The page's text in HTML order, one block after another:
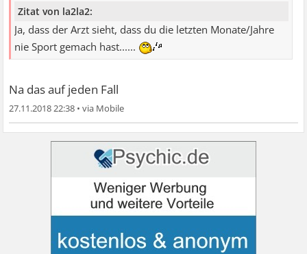
Zitat von la2la2:
Ja, dass der Arzt sieht, dass du die letzten Monate/Jahre
nie Sport gemach hast......
Na das auf jeden Fall
27.11.2018 22:38 •